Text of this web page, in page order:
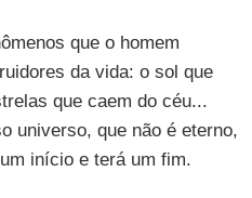
que o homem
da vida: o sol que
que caem do céu...
universo, que não é eterno,
início e terá um fim.